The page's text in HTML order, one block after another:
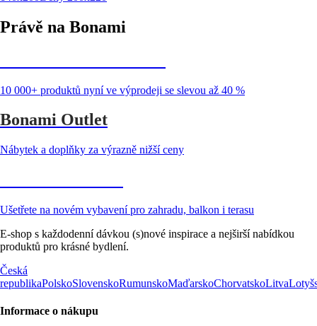
Právě na Bonami
10 000+ produktů nyní ve výprodeji se slevou až 40 %
Bonami Outlet
Nábytek a doplňky za výrazně nižší ceny
Ušetřete na novém vybavení pro zahradu, balkon i terasu
E-shop s každodenní dávkou (s)nové inspirace a nejširší nabídkou
produktů pro krásné bydlení.
Česká
republikaPolskoSlovenskoRumunskoMaďarskoChorvatskoLitva
Informace o nákupu